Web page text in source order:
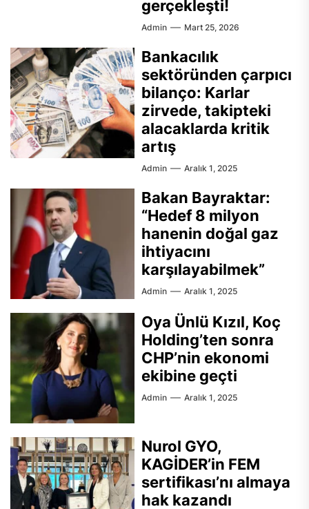
gerçekleşti!
Admin Mart 25, 2026
Bankacılık
sektöründen çarpıcı
bilanço: Karlar
zirvede, takipteki
alacaklarda kritik
artış
Admin Aralık 1, 2025
Bakan Bayraktar:
“Hedef 8 milyon
hanenin doğal gaz
ihtiyacını
karşılayabilmek”
Admin Aralık 1, 2025
Oya Ünlü Kızıl, Koç
Holding’ten sonra
CHP’nin ekonomi
ekibine geçti
Admin Aralık 1, 2025
Nurol GYO,
KAGİDER’in FEM
sertifikası’nı almaya
hak kazandı